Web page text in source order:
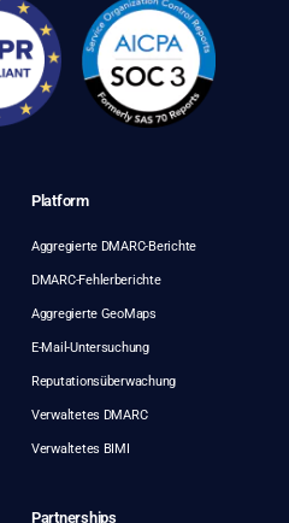
Platform
Aggregierte DMARC-Berichte
DMARC-Fehlerberichte
Aggregierte GeoMaps
E-Mail-Untersuchung
Reputationsüberwachung
Verwaltetes DMARC
Verwaltetes BIMI
Partnerships